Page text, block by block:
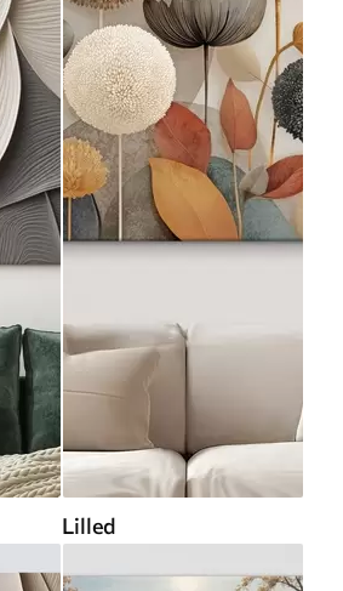
Lilled